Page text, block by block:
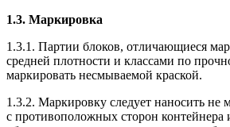
1.3. Маркировка
1.3.1. Партии блоков, отличающиеся
средней плотности и классами по
маркировать несмываемой краской.
1.3.2. Маркировку следует наносить не
с противоположных сторон контейнера